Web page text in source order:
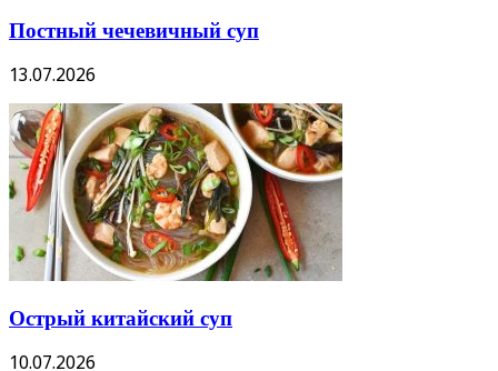
Постный чечевичный суп
13.07.2026
Острый китайский суп
10.07.2026